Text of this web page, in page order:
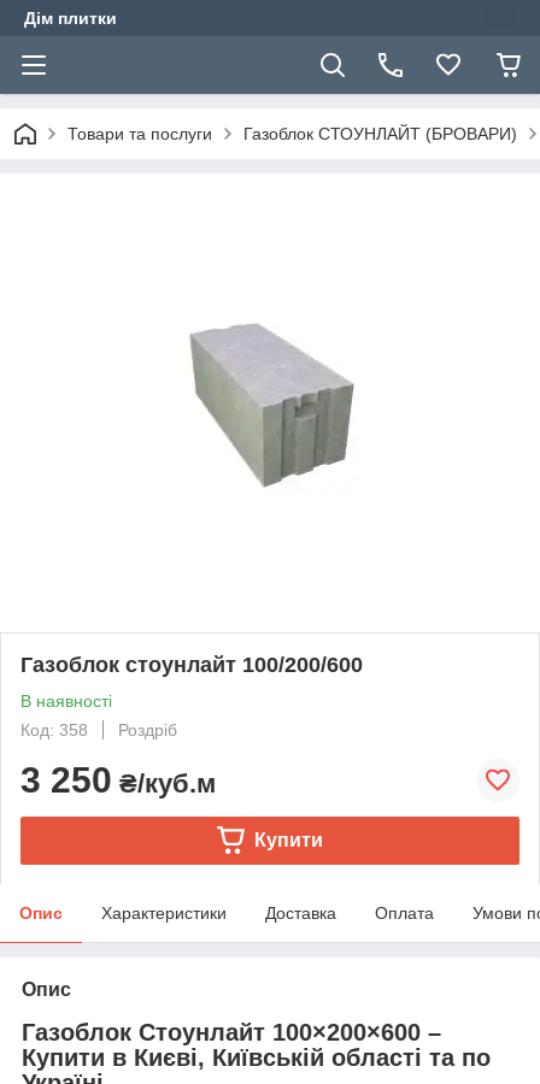
Дім плитки
Товари та послуги Газоблок СТОУНЛАЙТ (БРОВАРИ)
Газоблок стоунлайт 100/200/600
В наявності
Код: 358
Роздріб
3 250 ₴/куб.м
Купити
Опис Характеристики Доставка Оплата Умови
Опис
Газоблок Стоунлайт 100×200×600 –
Купити в Києві, Київській області та по